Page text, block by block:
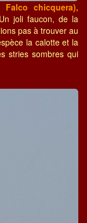
Falco chicquera),
Un joli faucon, de la
pas à trouver au
la calotte et la
stries sombres qui